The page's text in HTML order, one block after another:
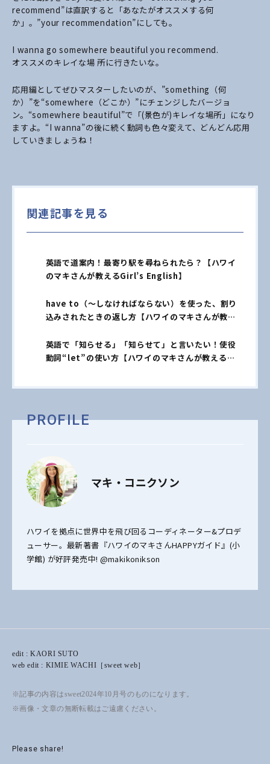
recommend”は直訳すると「あなたがオススメする何
か」。”your recommendation”にしても。
I wanna go somewhere beautiful you recommend.
オススメのキレイな場 所に行きたいな。
応用編としてぜひマスターしたいのが、”something（何
か）”を“somewhere（どこか）”にチェンジしたバージョ
ン。“somewhere beautiful”で「(景色が)キレイな場所」になり
ますよ。“I wanna”の後に続く動詞も色々変えて、どんどん応用
していきましょうね！
関連記事を見る
英語で道案内！最寄り駅を尋ねられたら？【ハワイ
のマキさんが教えるGirl’s English】
have to（～しなければならない）を使った、割り
込みされたときの返し方【ハワイのマキさんが教え
英語で「知らせる」「知らせて」と言いたい！使役
動詞“let”の使い方【ハワイのマキさんが教える
PROFILE
マキ・コニクソン
ハワイを拠点に世界中を飛び回るコーディネーター&プロデ
ューサー。最新著書『ハワイのマキさんHAPPYガイド』(小
学館) が好評発売中! @makikonikson
edit : KAORI SUTO
web edit : KIMIE WACHI［sweet web］
※記事の内容はsweet2024年10月号のものになります。
※画像・文章の無断転載はご遠慮ください。
Please share!